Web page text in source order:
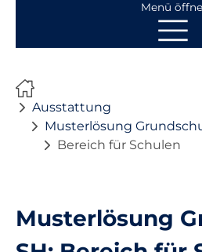
Menü
Beratung
Unterricht
Ausstattung
Musterlösung
Bereich für Schulen
Musterlösung